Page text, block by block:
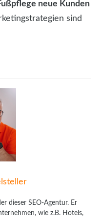
neue Kunden
sind
dieser SEO-Agentur. Er
wie z.B. Hotels,